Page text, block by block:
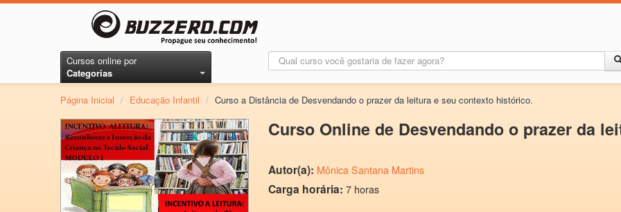
Cursos online por
Categorias
Página Inicial / Educação Infantil / Curso a Distância de Desvendando o prazer da leitura e seu contexto histórico.
Curso Online de Desvendando o prazer da
Autor(a): Mônica Santana Martins
Carga horária: 7 horas